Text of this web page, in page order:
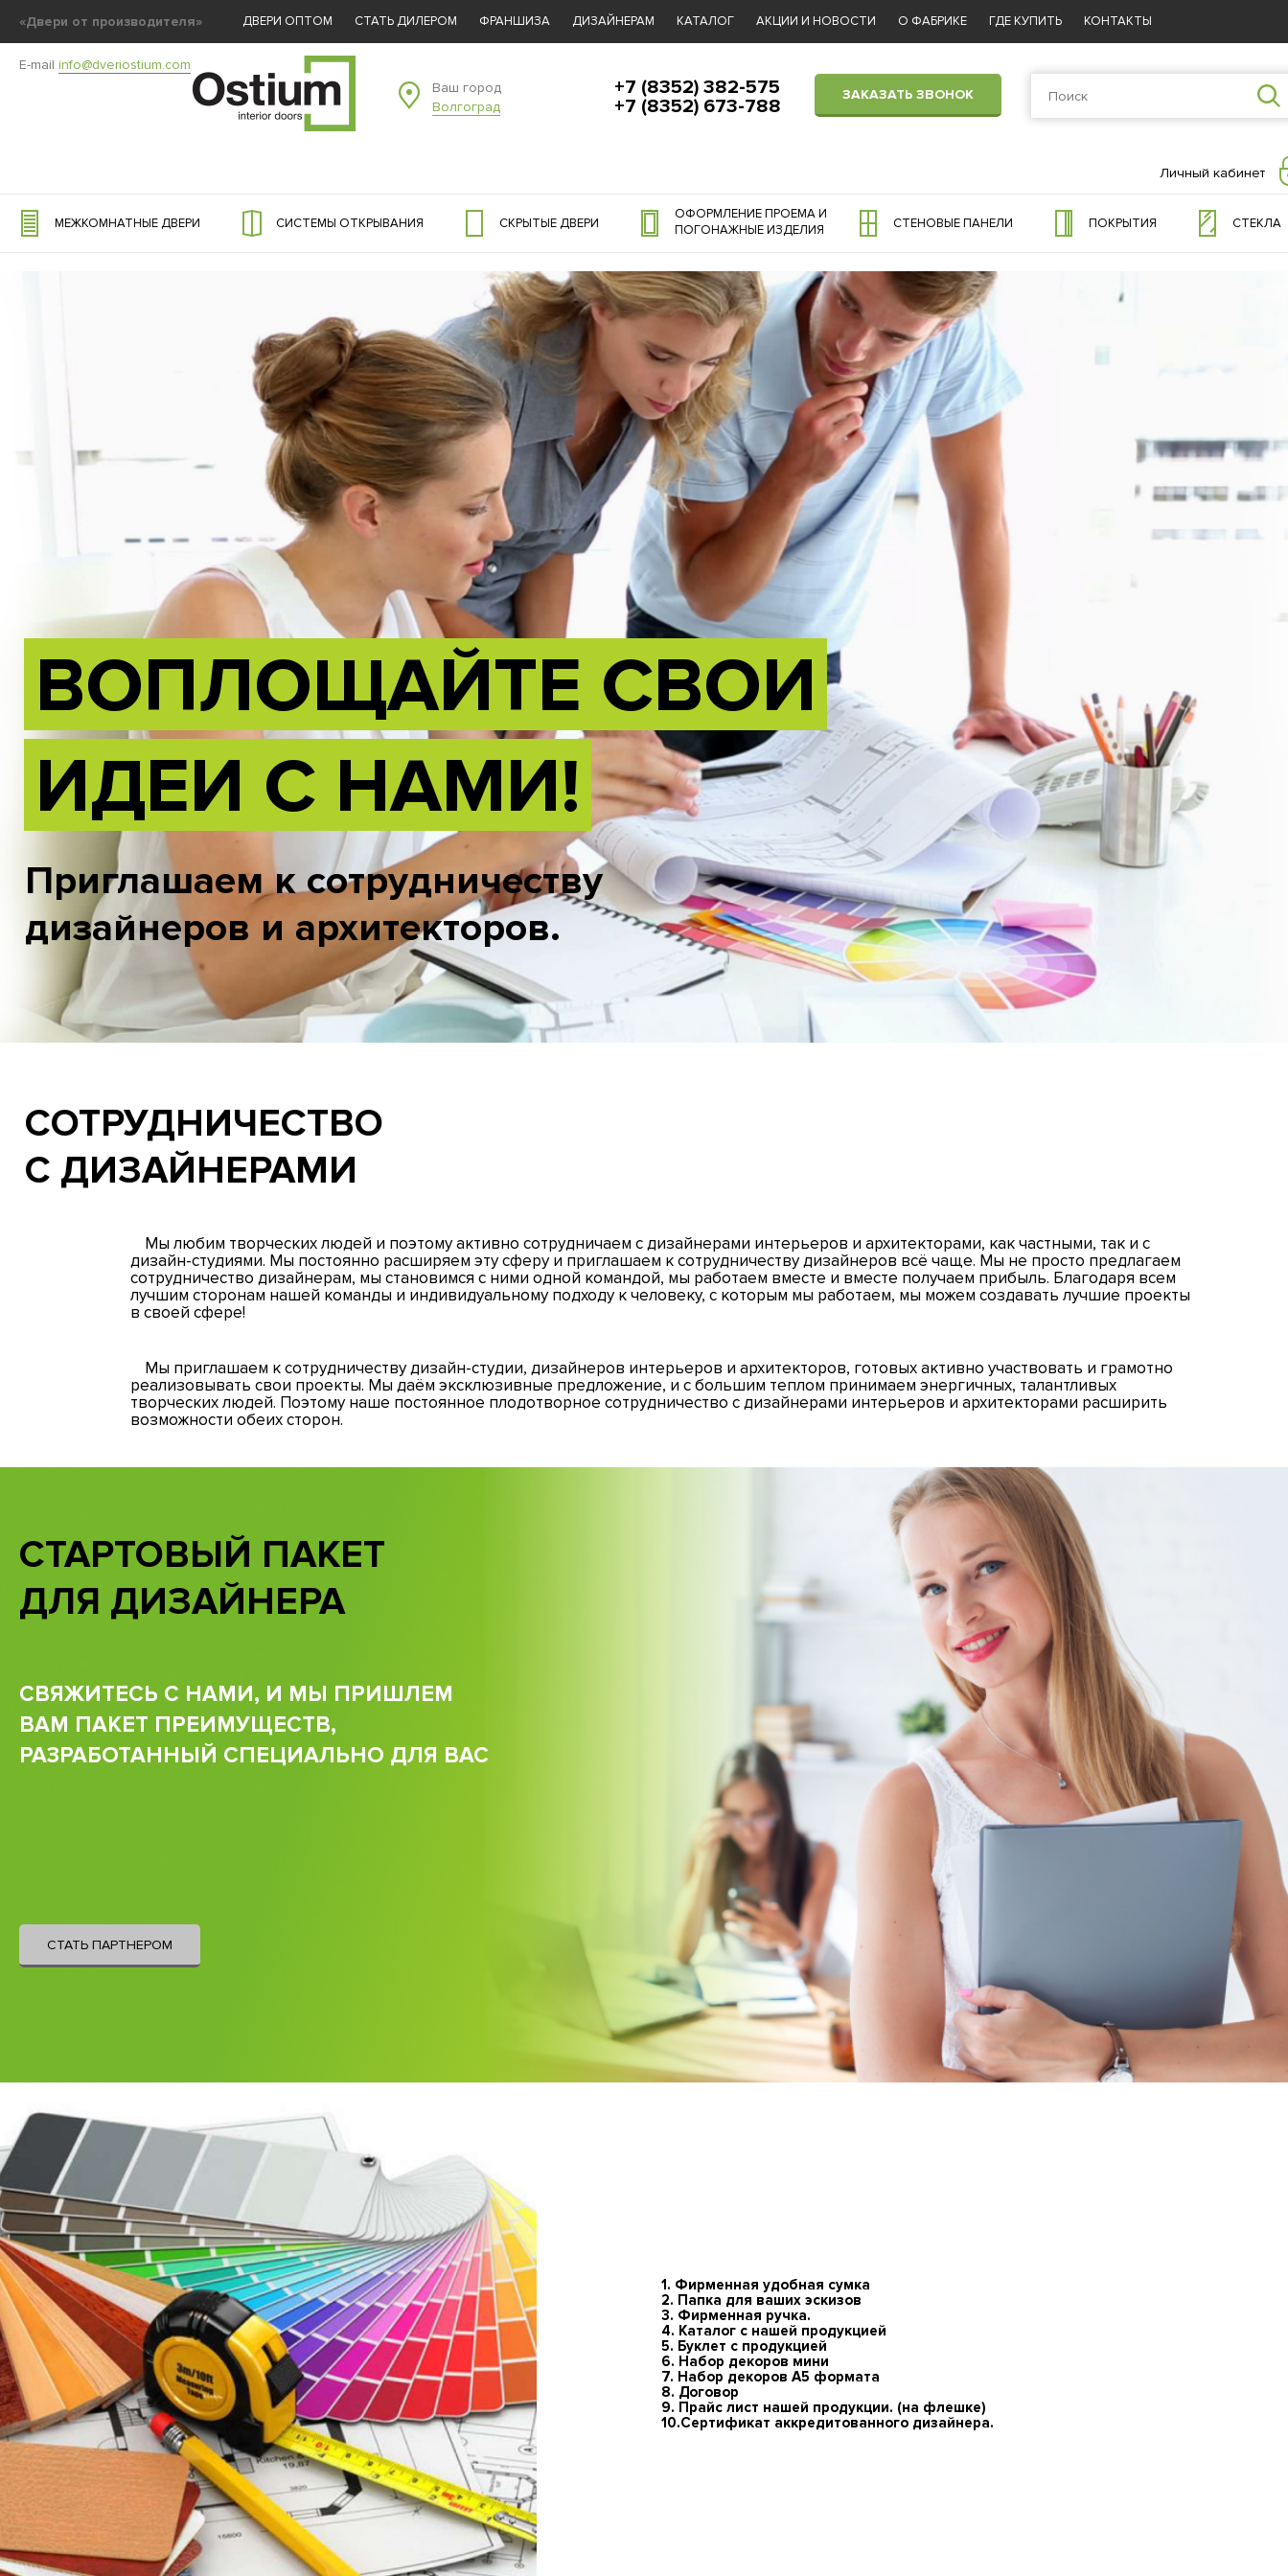
«Двери от производителя» ДВЕРИ ОПТОМ СТАТЬ ДИЛЕРОМ ФРАНШИЗА ДИЗАЙНЕРАМ КАТАЛОГ АКЦИИ И НОВОСТИ О ФАБРИКЕ ГДЕ КУПИТЬ КОНТАКТЫ
E-mail info@dveriostium.com
Ваш город
Волгоград
+7 (8352) 382-575
+7 (8352) 673-788
ЗАКАЗАТЬ ЗВОНОК
Личный кабинет
МЕЖКОМНАТНЫЕ ДВЕРИ СИСТЕМЫ ОТКРЫВАНИЯ СКРЫТЫЕ ДВЕРИ
ОФОРМЛЕНИЕ ПРОЕМА И
ПОГОНАЖНЫЕ ИЗДЕЛИЯ
СТЕНОВЫЕ ПАНЕЛИ ПОКРЫТИЯ СТЕКЛА
ВОПЛОЩАЙТЕ СВОИ
ИДЕИ С НАМИ!
Приглашаем к сотрудничеству
дизайнеров и архитекторов.
СОТРУДНИЧЕСТВО
С ДИЗАЙНЕРАМИ
Мы любим творческих людей и поэтому активно сотрудничаем с дизайнерами интерьеров и архитекторами, как частными, так и с
дизайн-студиями. Мы постоянно расширяем эту сферу и приглашаем к сотрудничеству дизайнеров всё чаще. Мы не просто предлагаем
сотрудничество дизайнерам, мы становимся с ними одной командой, мы работаем вместе и вместе получаем прибыль. Благодаря всем
лучшим сторонам нашей команды и индивидуальному подходу к человеку, с которым мы работаем, мы можем создавать лучшие проекты
в своей сфере!
Мы приглашаем к сотрудничеству дизайн-студии, дизайнеров интерьеров и архитекторов, готовых активно участвовать и грамотно
реализовывать свои проекты. Мы даём эксклюзивные предложение, и с большим теплом принимаем энергичных, талантливых
творческих людей. Поэтому наше постоянное плодотворное сотрудничество с дизайнерами интерьеров и архитекторами расширить
возможности обеих сторон.
СТАРТОВЫЙ ПАКЕТ
ДЛЯ ДИЗАЙНЕРА
СВЯЖИТЕСЬ С НАМИ, И МЫ ПРИШЛЕМ
ВАМ ПАКЕТ ПРЕИМУЩЕСТВ,
РАЗРАБОТАННЫЙ СПЕЦИАЛЬНО ДЛЯ ВАС
СТАТЬ ПАРТНЕРОМ
1. Фирменная удобная сумка
2. Папка для ваших эскизов
3. Фирменная ручка.
4. Каталог с нашей продукцией
5. Буклет с продукцией
6. Набор декоров мини
7. Набор декоров А5 формата
8. Договор
9. Прайс лист нашей продукции. (на флешке)
10.Сертификат аккредитованного дизайнера.